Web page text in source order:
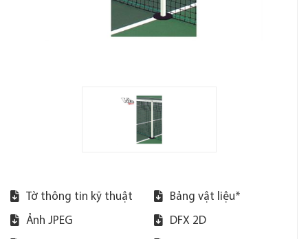
Tờ thông tin kỹ thuật Bảng vật liệu*
Ảnh JPEG DFX 2D